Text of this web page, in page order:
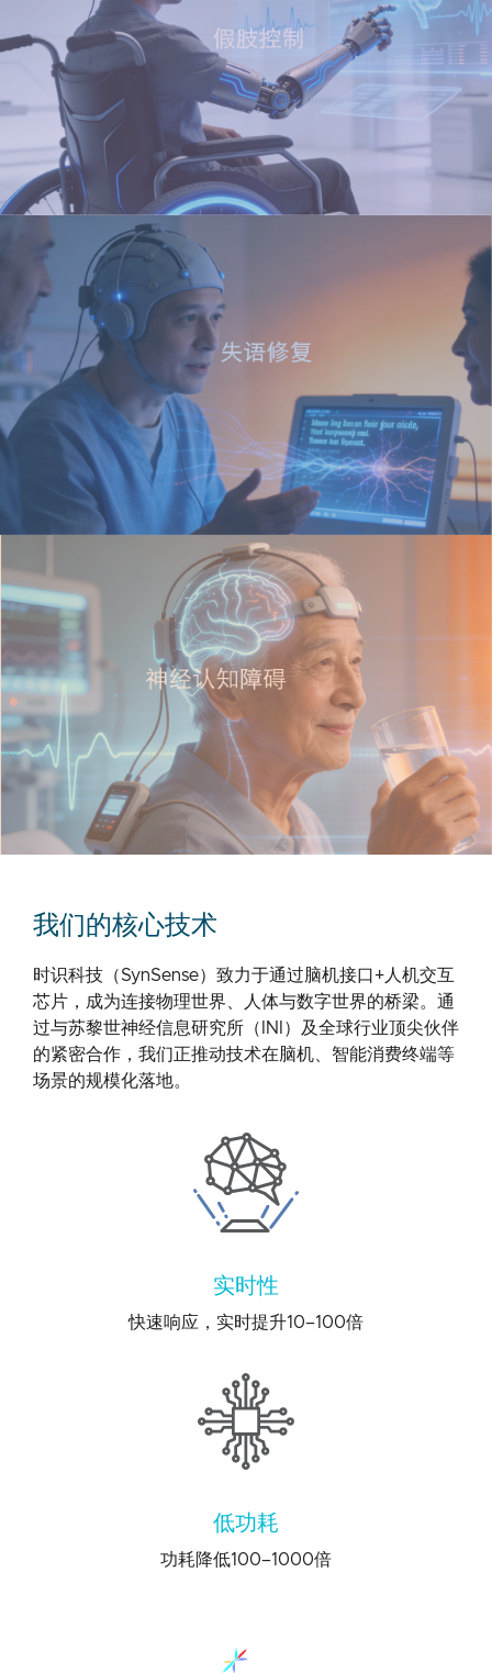
我们的核心技术
时识科技（SynSense）致力于通过脑机接口+人机交互
芯片，成为连接物理世界、人体与数字世界的桥梁。通
过与苏黎世神经信息研究所（INI）及全球行业顶尖伙伴
的紧密合作，我们正推动技术在脑机、智能消费终端等
场景的规模化落地。
实时性
快速响应，实时提升10–100倍
低功耗
功耗降低100–1000倍